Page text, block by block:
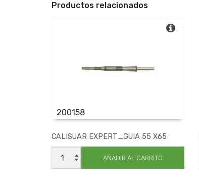
Productos relacionados
200158
CALISUAR EXPERT_GUIA 55 X65
CALISUAR
EXPERT_GUIA
55
AÑADIR AL CARRITO